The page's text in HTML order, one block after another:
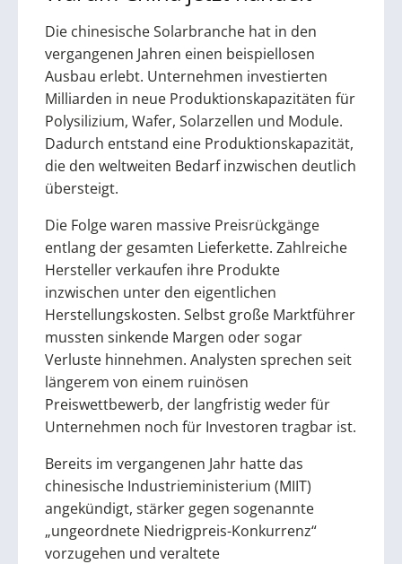
Die chinesische Solarbranche hat in den
vergangenen Jahren einen beispiellosen
Ausbau erlebt. Unternehmen investierten
Milliarden in neue Produktionskapazitäten für
Polysilizium, Wafer, Solarzellen und Module.
Dadurch entstand eine Produktionskapazität,
die den weltweiten Bedarf inzwischen deutlich
übersteigt.
Die Folge waren massive Preisrückgänge
entlang der gesamten Lieferkette. Zahlreiche
Hersteller verkaufen ihre Produkte
inzwischen unter den eigentlichen
Herstellungskosten. Selbst große Marktführer
mussten sinkende Margen oder sogar
Verluste hinnehmen. Analysten sprechen seit
längerem von einem ruinösen
Preiswettbewerb, der langfristig weder für
Unternehmen noch für Investoren tragbar ist.
Bereits im vergangenen Jahr hatte das
chinesische Industrieministerium (MIIT)
angekündigt, stärker gegen sogenannte
„ungeordnete Niedrigpreis-Konkurrenz“
vorzugehen und veraltete